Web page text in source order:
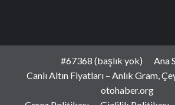
#67368 (başlık yok)
Ana
Canlı Altın Fiyatları – Anlık Gram,
otohaber.org